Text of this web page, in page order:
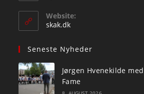
Website:
skak.dk
Seneste Nyheder
Jørgen Hvenekilde
Fame